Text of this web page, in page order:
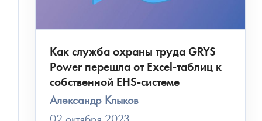
Как служба охраны труда GRYS
Power перешла от Excel-таблиц к
собственной EHS-системе
Александр Клыков